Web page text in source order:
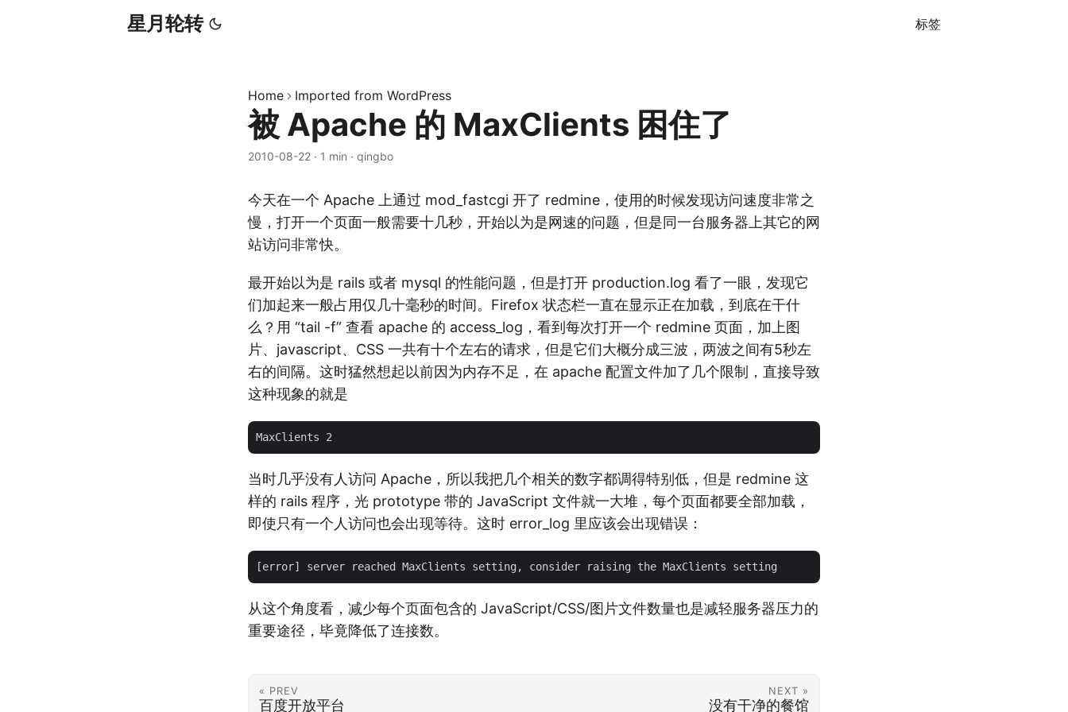
星月轮转 标签
Home Imported from WordPress
被 Apache 的 MaxClients 困住了
2010-08-22 · 1 min · qingbo
今天在一个 Apache 上通过 mod_fastcgi 开了 redmine，使用的时候发现访问速度非常之
慢，打开一个页面一般需要十几秒，开始以为是网速的问题，但是同一台服务器上其它的网
站访问非常快。
最开始以为是 rails 或者 mysql 的性能问题，但是打开 production.log 看了一眼，发现它
们加起来一般占用仅几十毫秒的时间。Firefox 状态栏一直在显示正在加载，到底在干什
么？用 “tail -f” 查看 apache 的 access_log，看到每次打开一个 redmine 页面，加上图
片、javascript、CSS 一共有十个左右的请求，但是它们大概分成三波，两波之间有5秒左
右的间隔。这时猛然想起以前因为内存不足，在 apache 配置文件加了几个限制，直接导致
这种现象的就是
当时几乎没有人访问 Apache，所以我把几个相关的数字都调得特别低，但是 redmine 这
样的 rails 程序，光 prototype 带的 JavaScript 文件就一大堆，每个页面都要全部加载，
即使只有一个人访问也会出现等待。这时 error_log 里应该会出现错误：
从这个角度看，减少每个页面包含的 JavaScript/CSS/图片文件数量也是减轻服务器压力的
重要途径，毕竟降低了连接数。
« PREV
百度开放平台
NEXT »
没有干净的餐馆